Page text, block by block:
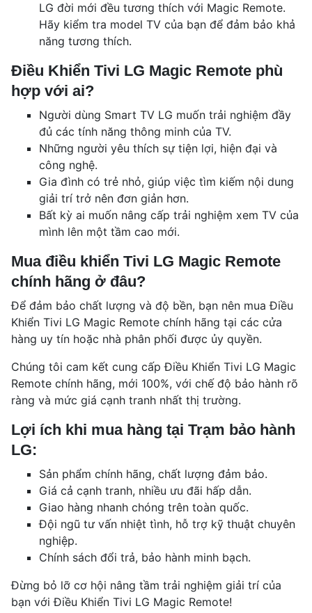
LG đời mới đều tương thích với Magic Remote.
Hãy kiểm tra model TV của bạn để đảm bảo khả
năng tương thích.
Điều Khiển Tivi LG Magic Remote phù
hợp với ai?
Người dùng Smart TV LG muốn trải nghiệm đầy
đủ các tính năng thông minh của TV.
Những người yêu thích sự tiện lợi, hiện đại và
công nghệ.
Gia đình có trẻ nhỏ, giúp việc tìm kiếm nội dung
giải trí trở nên đơn giản hơn.
Bất kỳ ai muốn nâng cấp trải nghiệm xem TV của
mình lên một tầm cao mới.
Mua điều khiển Tivi LG Magic Remote
chính hãng ở đâu?
Để đảm bảo chất lượng và độ bền, bạn nên mua Điều
Khiển Tivi LG Magic Remote chính hãng tại các cửa
hàng uy tín hoặc nhà phân phối được ủy quyền.
Chúng tôi cam kết cung cấp Điều Khiển Tivi LG Magic
Remote chính hãng, mới 100%, với chế độ bảo hành rõ
ràng và mức giá cạnh tranh nhất thị trường.
Lợi ích khi mua hàng tại Trạm bảo hành
LG:
Sản phẩm chính hãng, chất lượng đảm bảo.
Giá cả cạnh tranh, nhiều ưu đãi hấp dẫn.
Giao hàng nhanh chóng trên toàn quốc.
Đội ngũ tư vấn nhiệt tình, hỗ trợ kỹ thuật chuyên
nghiệp.
Chính sách đổi trả, bảo hành minh bạch.
Đừng bỏ lỡ cơ hội nâng tầm trải nghiệm giải trí của
bạn với Điều Khiển Tivi LG Magic Remote!